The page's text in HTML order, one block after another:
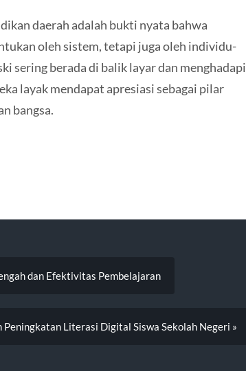
daerah adalah bukti nyata bahwa
oleh sistem, tetapi juga oleh individu-
sering berada di balik layar dan menghadapi
layak mendapat apresiasi sebagai pilar
bangsa.
dan Efektivitas Pembelajaran
Peningkatan Literasi Digital Siswa Sekolah Negeri »